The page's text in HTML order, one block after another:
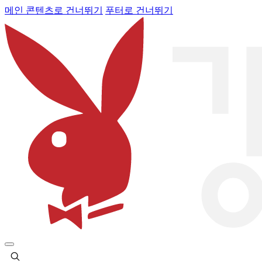
메인 콘텐츠로 건너뛰기 푸터로 건너뛰기